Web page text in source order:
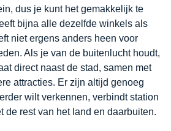
dus je kunt het gemakkelijk te
bijna alle dezelfde winkels als
niet ergens anders heen voor
Als je van de buitenlucht houdt,
direct naast de stad, samen met
attracties. Er zijn altijd genoeg
wilt verkennen, verbindt station
de rest van het land en daarbuiten.